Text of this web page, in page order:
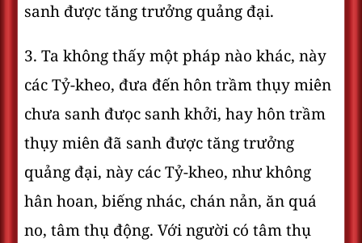
sanh được tăng trưởng quảng đại.
3. Ta không thấy một pháp nào khác, này
các Tỷ-kheo, đưa đến hôn trầm thụy miên
chưa sanh đưọc sanh khởi, hay hôn trầm
thụy miên đã sanh được tăng trưởng
quảng đại, này các Tỷ-kheo, như không
hân hoan, biếng nhác, chán nản, ăn quá
no, tâm thụ động. Với người có tâm thụ